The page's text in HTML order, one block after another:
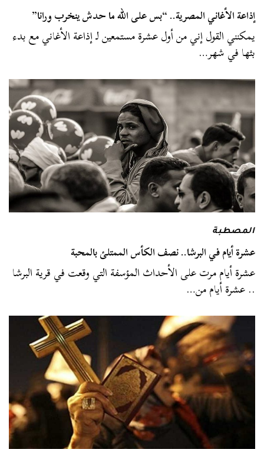
إذاعة الأغاني المصرية.. “بس على الله ما حدش ينخرب ورانا”
يمكنني القول إني من أول عشرة مستمعين لـ إذاعة الأغاني مع بدء
بثها في شهر…
المصطبة
عشرة أيام في البرشا.. نصف الكأس الممتلئ بالمحبة
عشرة أيام مرت على الأحداث المؤسفة التي وقعت في قرية البرشا
.. عشرة أيام من…